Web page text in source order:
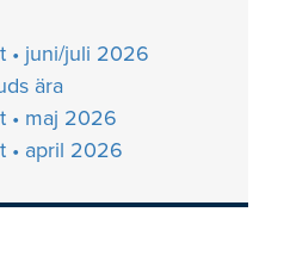
• juni/juli 2026
ära
• maj 2026
• april 2026